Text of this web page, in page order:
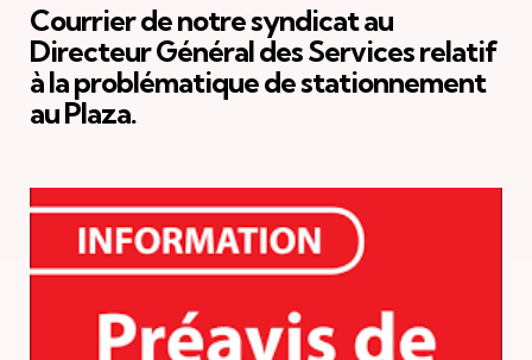
Courrier de notre syndicat au
Directeur Général des Services relatif
à la problématique de stationnement
au Plaza.